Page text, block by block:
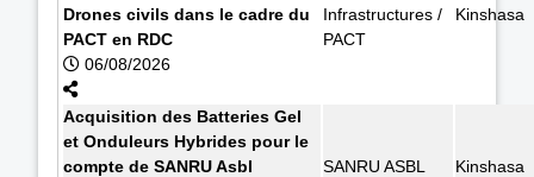
Drones civils dans le cadre du
PACT en RDC
06/08/2026
Infrastructures /
PACT
Kinshasa
Acquisition des Batteries Gel
et Onduleurs Hybrides pour le
compte de SANRU Asbl
SANRU ASBL Kinshasa